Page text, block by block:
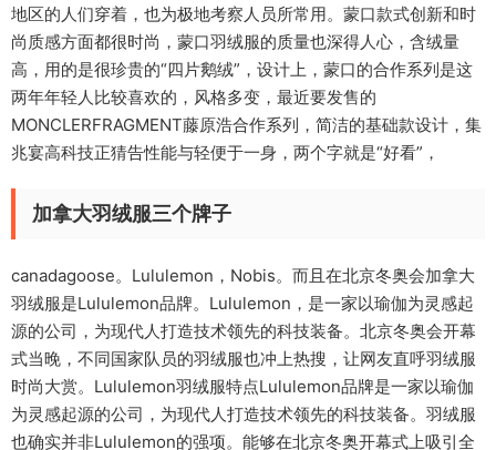
地区的人们穿着，也为极地考察人员所常用。蒙口款式创新和时
尚质感方面都很时尚，蒙口羽绒服的质量也深得人心，含绒量
高，用的是很珍贵的“四片鹅绒”，设计上，蒙口的合作系列是这
两年年轻人比较喜欢的，风格多变，最近要发售的
MONCLERFRAGMENT藤原浩合作系列，简洁的基础款设计，集
兆宴高科技正猜告性能与轻便于一身，两个字就是“好看”，
加拿大羽绒服三个牌子
canadagoose。Lululemon，Nobis。而且在北京冬奥会加拿大
羽绒服是Lululemon品牌。Lululemon，是一家以瑜伽为灵感起
源的公司，为现代人打造技术领先的科技装备。北京冬奥会开幕
式当晚，不同国家队员的羽绒服也冲上热搜，让网友直呼羽绒服
时尚大赏。Lululemon羽绒服特点Lululemon品牌是一家以瑜伽
为灵感起源的公司，为现代人打造技术领先的科技装备。羽绒服
也确实并非Lululemon的强项。能够在北京冬奥开幕式上吸引全